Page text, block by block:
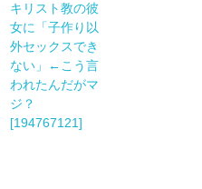
キリスト教の彼
女に「子作り以
外セックスでき
ない」←こう言
われたんだがマ
ジ？
[194767121]